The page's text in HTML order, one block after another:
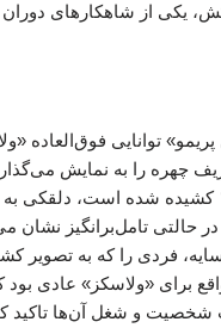
یکی از شاهکارهای
توانایی فوق‌العاده
چهره را به نمایش می‌گذارد.
حوالی سال ۱۶۴۴ کشیده شده است،
حالتی تامل‌برانگیز نشان
سایه، فردی را که به تصویر
برای «ولاسکز» عادی بود
شخصیت و شغل آن‌ها تاکید